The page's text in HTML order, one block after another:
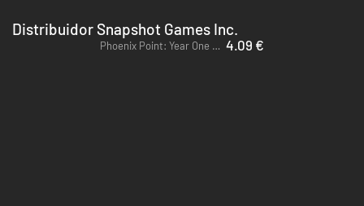
Distribuidor Snapshot Games Inc.
Phoenix Point: Year One Edition - PC & Mac (Steam) 4.09 €